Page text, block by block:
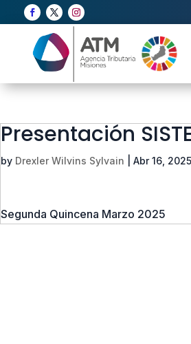
Presentación
by Drexler Wilvins Sylvain Abr 16, 2025
Segunda Quincena Marzo 2025